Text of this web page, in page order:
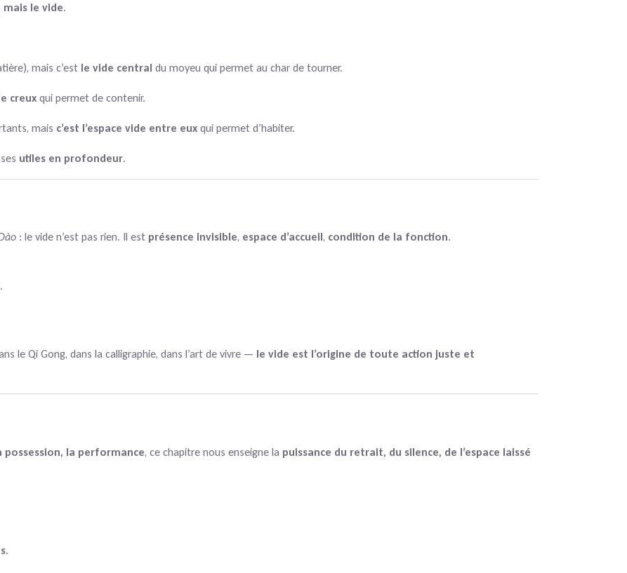
mais le vide.
mais c’est le vide central du moyeu qui permet au char de tourner.
creux qui permet de contenir.
mais c’est l’espace vide entre eux qui permet d’habiter.
utiles en profondeur.
: le vide n’est pas rien. Il est présence invisible, espace d’accueil, condition de la fonction.
le Qi Gong, dans la calligraphie, dans l’art de vivre — le vide est l’origine de toute action juste et
possession, la performance, ce chapitre nous enseigne la puissance du retrait, du silence, de l’espace laissé
.